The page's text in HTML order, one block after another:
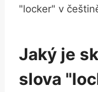
"locker" v
Jaký je
slova